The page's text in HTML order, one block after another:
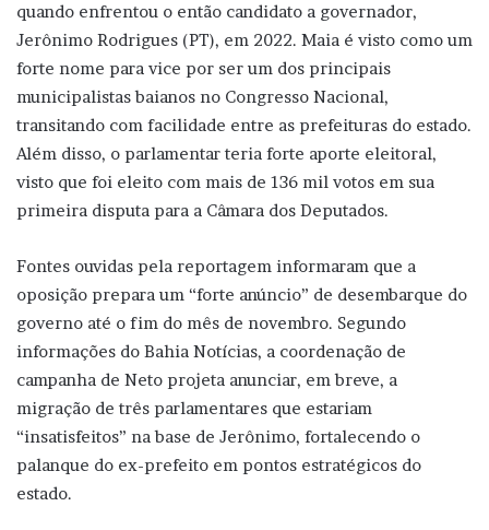
quando enfrentou o então candidato a governador,
Jerônimo Rodrigues (PT), em 2022. Maia é visto como um
forte nome para vice por ser um dos principais
municipalistas baianos no Congresso Nacional,
transitando com facilidade entre as prefeituras do estado.
Além disso, o parlamentar teria forte aporte eleitoral,
visto que foi eleito com mais de 136 mil votos em sua
primeira disputa para a Câmara dos Deputados.
Fontes ouvidas pela reportagem informaram que a
oposição prepara um “forte anúncio” de desembarque do
governo até o fim do mês de novembro. Segundo
informações do Bahia Notícias, a coordenação de
campanha de Neto projeta anunciar, em breve, a
migração de três parlamentares que estariam
“insatisfeitos” na base de Jerônimo, fortalecendo o
palanque do ex-prefeito em pontos estratégicos do
estado.